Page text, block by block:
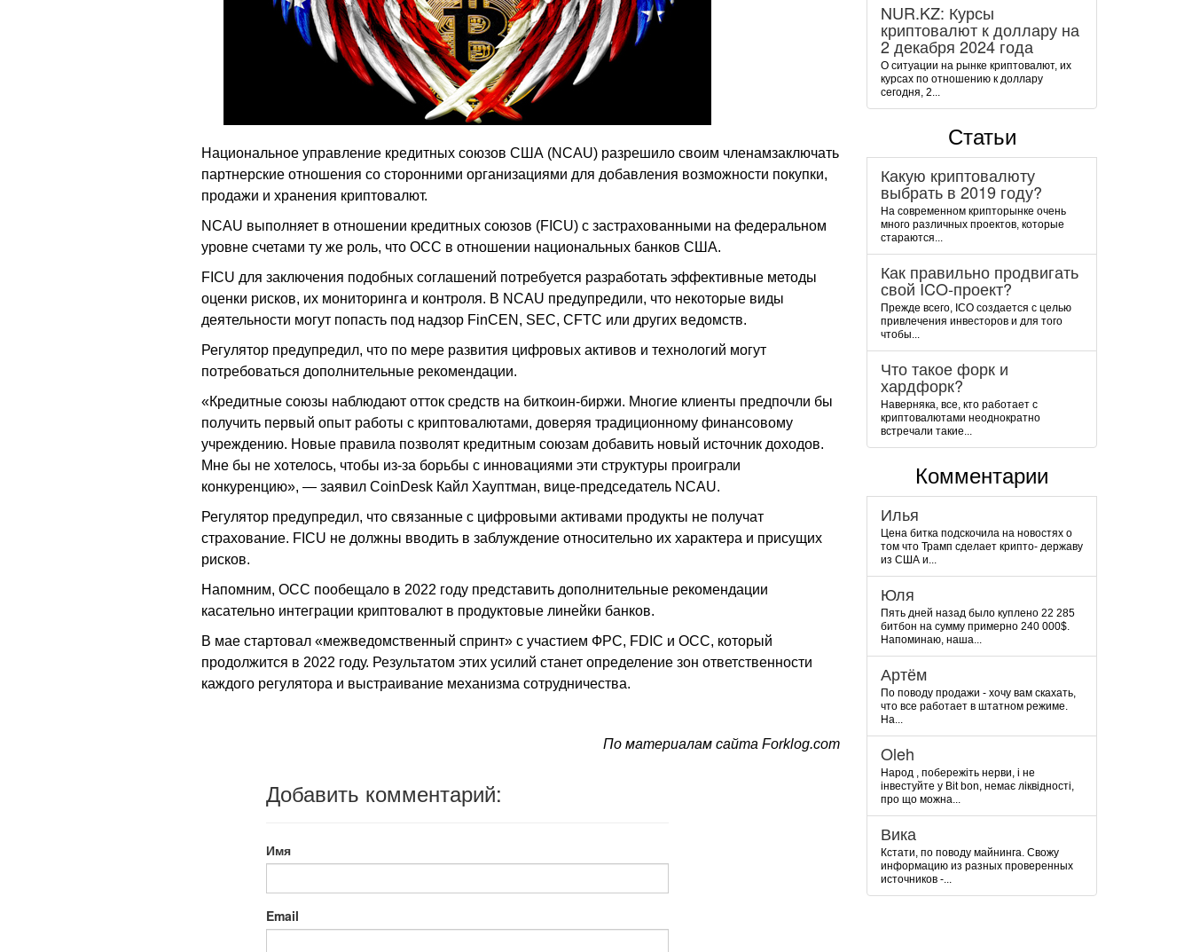
Национальное управление кредитных союзов США (NCAU) разрешило своим членамзаключать
партнерские отношения со сторонними организациями для добавления возможности покупки,
продажи и хранения криптовалют.
NCAU выполняет в отношении кредитных союзов (FICU) с застрахованными на федеральном
уровне счетами ту же роль, что OCC в отношении национальных банков США.
FICU для заключения подобных соглашений потребуется разработать эффективные методы
оценки рисков, их мониторинга и контроля. В NCAU предупредили, что некоторые виды
деятельности могут попасть под надзор FinCEN, SEC, CFTC или других ведомств.
Регулятор предупредил, что по мере развития цифровых активов и технологий могут
потребоваться дополнительные рекомендации.
«Кредитные союзы наблюдают отток средств на биткоин-биржи. Многие клиенты предпочли бы
получить первый опыт работы с криптовалютами, доверяя традиционному финансовому
учреждению. Новые правила позволят кредитным союзам добавить новый источник доходов.
Мне бы не хотелось, чтобы из-за борьбы с инновациями эти структуры проиграли
конкуренцию», — заявил CoinDesk Кайл Хауптман, вице-председатель NCAU.
Регулятор предупредил, что связанные с цифровыми активами продукты не получат
страхование. FICU не должны вводить в заблуждение относительно их характера и присущих
рисков.
Напомним, ОСС пообещало в 2022 году представить дополнительные рекомендации
касательно интеграции криптовалют в продуктовые линейки банков.
В мае стартовал «межведомственный спринт» с участием ФРС, FDIC и OCC, который
продолжится в 2022 году. Результатом этих усилий станет определение зон ответственности
каждого регулятора и выстраивание механизма сотрудничества.
По материалам сайта Forklog.com
Добавить комментарий:
Имя
Email
NUR.KZ: Курсы
криптовалют к доллару на
2 декабря 2024 года
О ситуации на рынке криптовалют, их
курсах по отношению к доллару
сегодня, 2...
Статьи
Какую криптовалюту
выбрать в 2019 году?
На современном крипторынке очень
много различных проектов, которые
стараются...
Как правильно продвигать
свой ICO-проект?
Прежде всего, ICO создается с целью
привлечения инвесторов и для того
чтобы...
Что такое форк и
хардфорк?
Наверняка, все, кто работает с
криптовалютами неоднократно
встречали такие...
Комментарии
Илья
Цена битка подскочила на новостях о
том что Трамп сделает крипто- державу
из США и...
Юля
Пять дней назад было куплено 22 285
битбон на сумму примерно 240 000$.
Напоминаю, наша...
Артём
По поводу продажи - хочу вам скахать,
что все работает в штатном режиме.
На...
Oleh
Народ , побережіть нерви, і не
інвестуйте у Bit bon, немає ліквідності,
про що можна...
Вика
Кстати, по поводу майнинга. Свожу
информацию из разных проверенных
источников -...